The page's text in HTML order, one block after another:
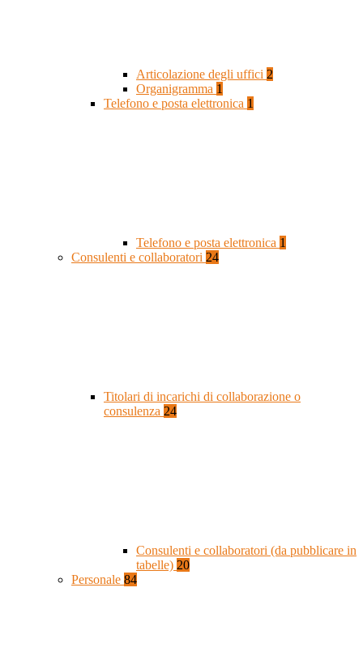
Articolazione degli uffici 2
Organigramma 1
Telefono e posta elettronica 1
Telefono e posta elettronica 1
Consulenti e collaboratori 24
Titolari di incarichi di collaborazione o
consulenza 24
Consulenti e collaboratori (da pubblicare in
tabelle) 20
Personale 84